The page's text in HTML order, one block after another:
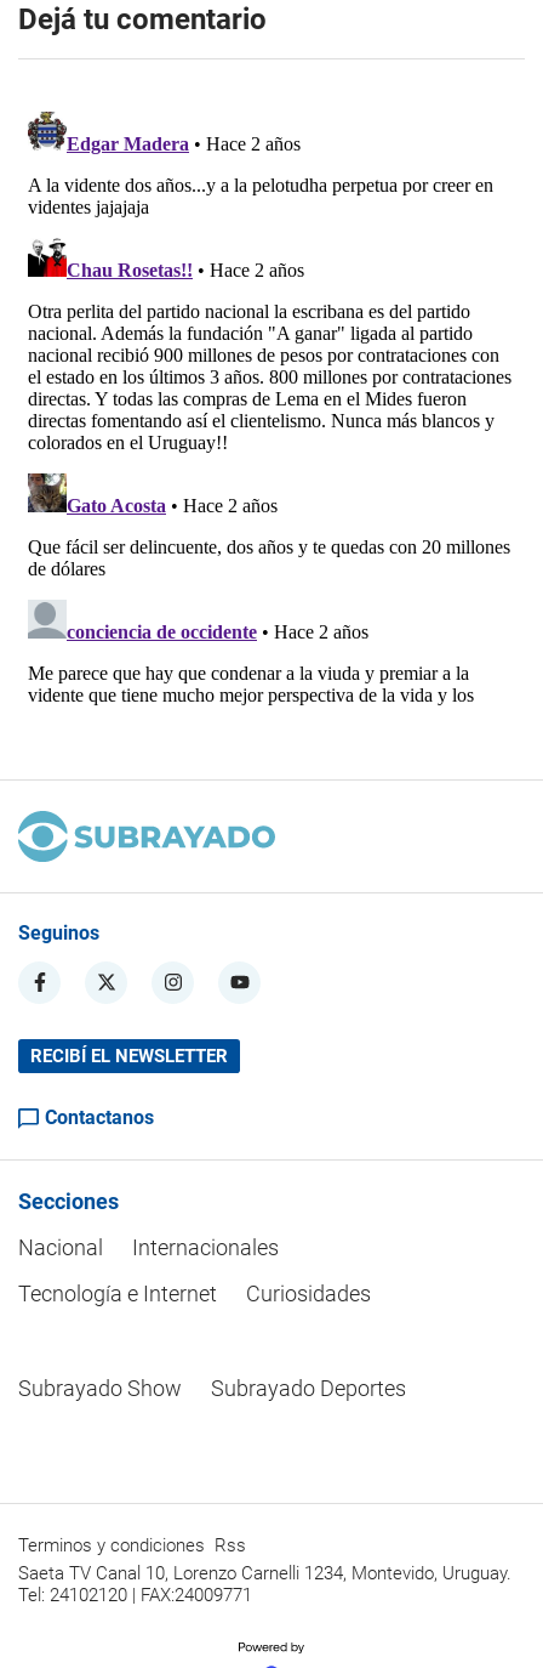
Dejá tu comentario
Seguinos
RECIBÍ EL NEWSLETTER
Contactanos
Secciones
Nacional
Internacionales
Tecnología e Internet
Curiosidades
Subrayado Show Subrayado Deportes
Terminos y condiciones Rss
Saeta TV Canal 10, Lorenzo Carnelli 1234, Montevido, Uruguay.
Tel: 24102120 | FAX:24009771